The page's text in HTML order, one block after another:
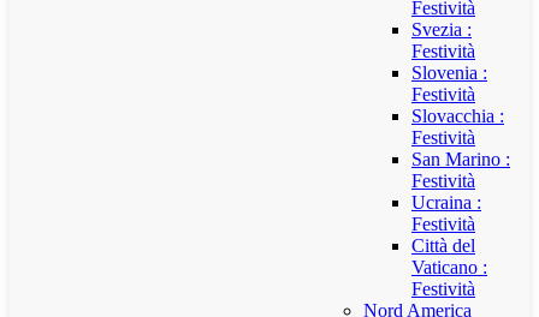
Festività
Svezia :
Festività
Slovenia :
Festività
Slovacchia :
Festività
San Marino :
Festività
Ucraina :
Festività
Città del
Vaticano :
Festività
Nord America